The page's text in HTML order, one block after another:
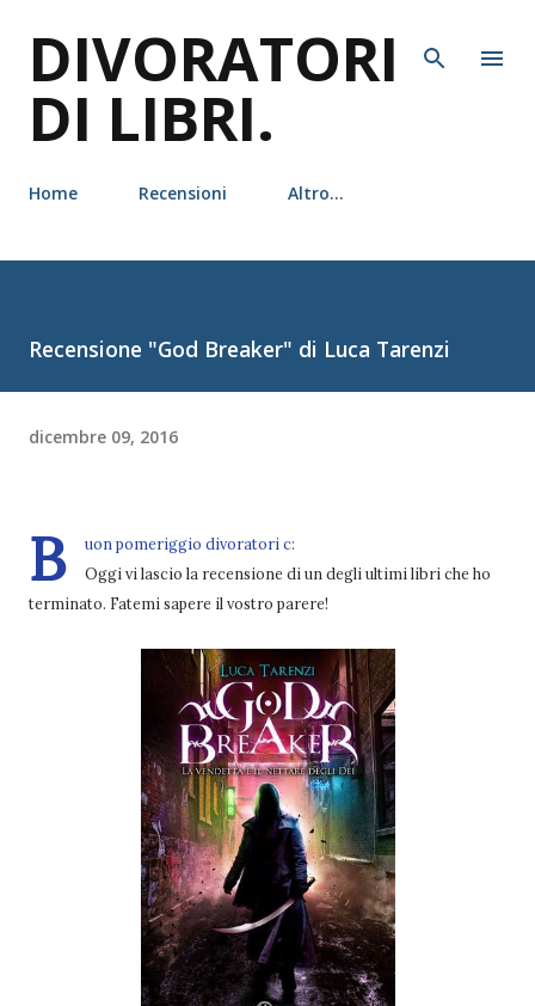
DIVORATORI
DI LIBRI.
Home Recensioni Altro…
Recensione "God Breaker" di Luca Tarenzi
dicembre 09, 2016
B
uon pomeriggio divoratori c:
Oggi vi lascio la recensione di un degli ultimi libri che ho
terminato. Fatemi sapere il vostro parere!